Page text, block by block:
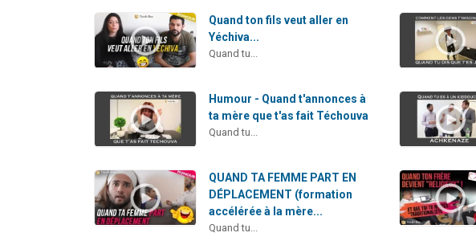
Quand ton fils veut aller en
Yéchiva...
Quand tu...
Humour - Quand t'annonces à
ta mère que t'as fait Téchouva
Quand tu...
QUAND TA FEMME PART EN
DÉPLACEMENT (formation
accélérée à la mère...
Quand tu...